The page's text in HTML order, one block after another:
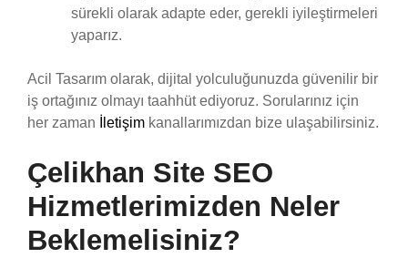
sürekli olarak adapte eder, gerekli iyileştirmeleri
yaparız.
Acil Tasarım olarak, dijital yolculuğunuzda güvenilir bir
iş ortağınız olmayı taahhüt ediyoruz. Sorularınız için
her zaman
İletişim kanallarımızdan bize ulaşabilirsiniz.
Çelikhan Site SEO
Hizmetlerimizden Neler
Beklemelisiniz?